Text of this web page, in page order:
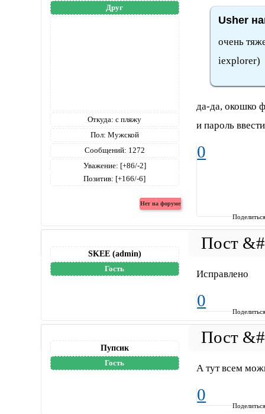
Друг
Откуда: с пляжу
Пол: Мужской
Сообщений: 1272
Уважение: [+86/-2]
Позитив: [+166/-6]
Usher
очень
iexplorer)
да-да, окошко
и пароль
0
SKEE (admin)
Гость Исправлено
0
Пупсик
Гость А тут всем
0